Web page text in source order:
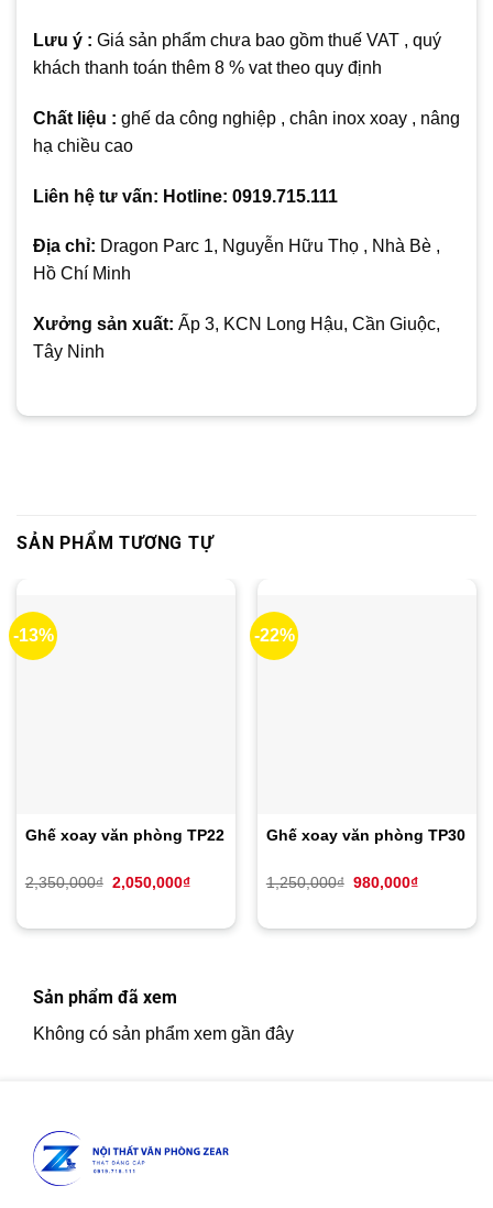
Lưu ý : Giá sản phẩm chưa bao gồm thuế VAT , quý
khách thanh toán thêm 8 % vat theo quy định
Chất liệu : ghế da công nghiệp , chân inox xoay , nâng
hạ chiều cao
Liên hệ tư vấn: Hotline: 0919.715.111
Địa chỉ: Dragon Parc 1, Nguyễn Hữu Thọ , Nhà Bè ,
Hồ Chí Minh
Xưởng sản xuất: Ấp 3, KCN Long Hậu, Cần Giuộc,
Tây Ninh
SẢN PHẨM TƯƠNG TỰ
-13%
Ghế xoay văn phòng TP22
2,350,000₫ Giá
2,350,000₫.
2,050,000₫Giá
là:
-22%
Ghế xoay văn phòng TP30
1,250,000₫ Giá
1,250,000₫.
980,000₫Giá
là:
Sản phẩm đã xem
Không có sản phẩm xem gần đây